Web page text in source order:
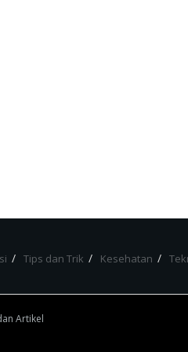
Tips dan Trik Kesehatan
Artikel